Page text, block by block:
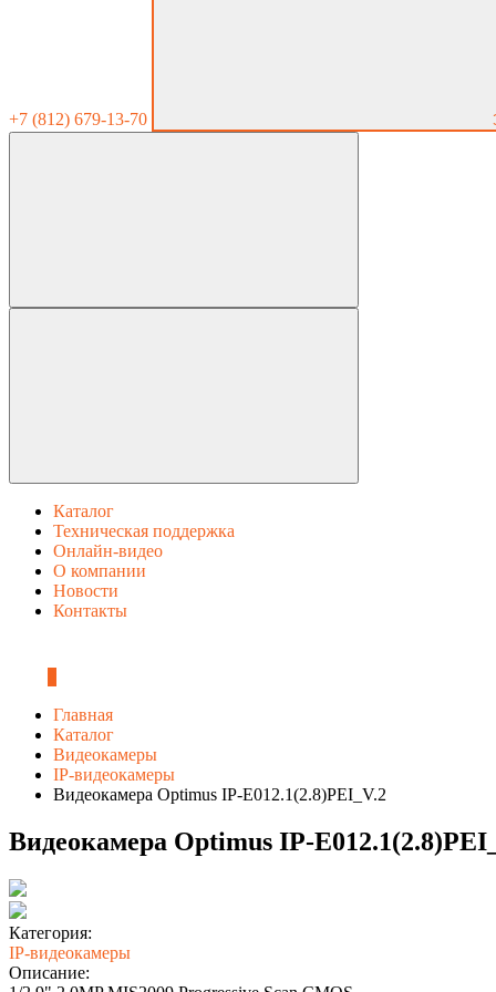
+7 (812) 679-13-70
Каталог
Техническая поддержка
Онлайн-видео
О компании
Новости
Контакты
Главная
Каталог
Видеокамеры
IP-видеокамеры
Видеокамера Optimus IP-E012.1(2.8)PEI_V.2
Видеокамера Optimus IP-
Категория:
IP-видеокамеры
Описание: